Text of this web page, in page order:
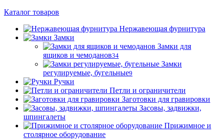
Каталог товаров
Нержавеющая фурнитура
Замки
Замки для
ящиков и чемоданов34
Замки
регулируемые, бугельные9
Ручки
Петли и ограничители
Заготовки для гравировки
Засовы, задвижки,
шпингалеты
Прижимное и
столярное оборудование